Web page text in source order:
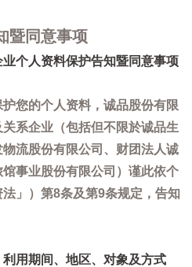
暨同意事项
个人资料保护告知暨同意事项
您的个人资料，诚品股份有限
系企业（包括但不限於诚品生
流股份有限公司、财团法人诚
事业股份有限公司）谨此依个
」）第8条及第9条规定，告知
用期间、地区、对象及方式